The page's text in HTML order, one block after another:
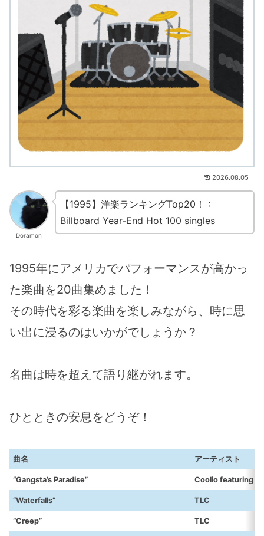
2026.08.05
Doramon
【1995】洋楽ランキングTop20！ :
Billboard Year-End Hot 100 singles
1995年にアメリカでパフォーマンスが高かっ
た楽曲を20曲集めました！
その時代を彩る楽曲を楽しみながら、時に思
い出に浸るのはいかがでしょうか？
名曲は時を超えて語り継がれます。
ひとときの安息をどうぞ！
曲名 アーティスト
“Gangsta’s Paradise” Coolio featuring
“Waterfalls” TLC
“Creep” TLC